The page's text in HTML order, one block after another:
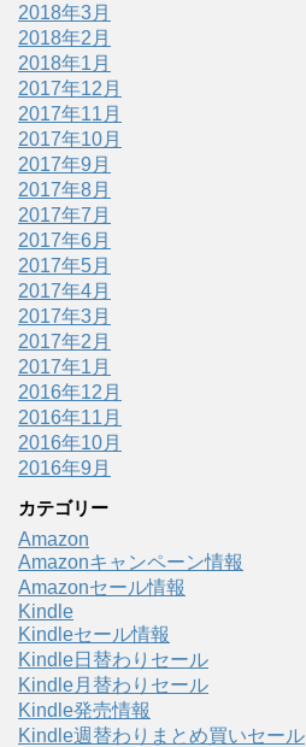
2018年3月
2018年2月
2018年1月
2017年12月
2017年11月
2017年10月
2017年9月
2017年8月
2017年7月
2017年6月
2017年5月
2017年4月
2017年3月
2017年2月
2017年1月
2016年12月
2016年11月
2016年10月
2016年9月
カテゴリー
Amazon
Amazonキャンペーン情報
Amazonセール情報
Kindle
Kindleセール情報
Kindle日替わりセール
Kindle月替わりセール
Kindle発売情報
Kindle週替わりまとめ買いセール